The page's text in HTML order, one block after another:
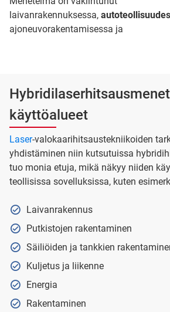
laivanrakennuksessa,
ajoneuvorakentamisessa ja
käyttöalueet
Laser-valokaarihitsaustekniikoiden
yhdistäminen niin kutsutuissa
tuo monia etuja, mikä näkyy niiden
teollisissa sovelluksissa, kuten
Laivanrakennus
Putkistojen rakentaminen
Säiliöiden ja tankkien
Kuljetus ja liikenne
Energia
Rakentaminen